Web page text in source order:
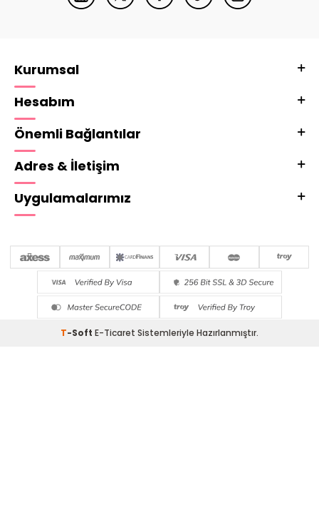
Kurumsal
Hesabım
Önemli Bağlantılar
Adres & İletişim
Uygulamalarımız
T-Soft E-Ticaret Sistemleriyle Hazırlanmıştır.